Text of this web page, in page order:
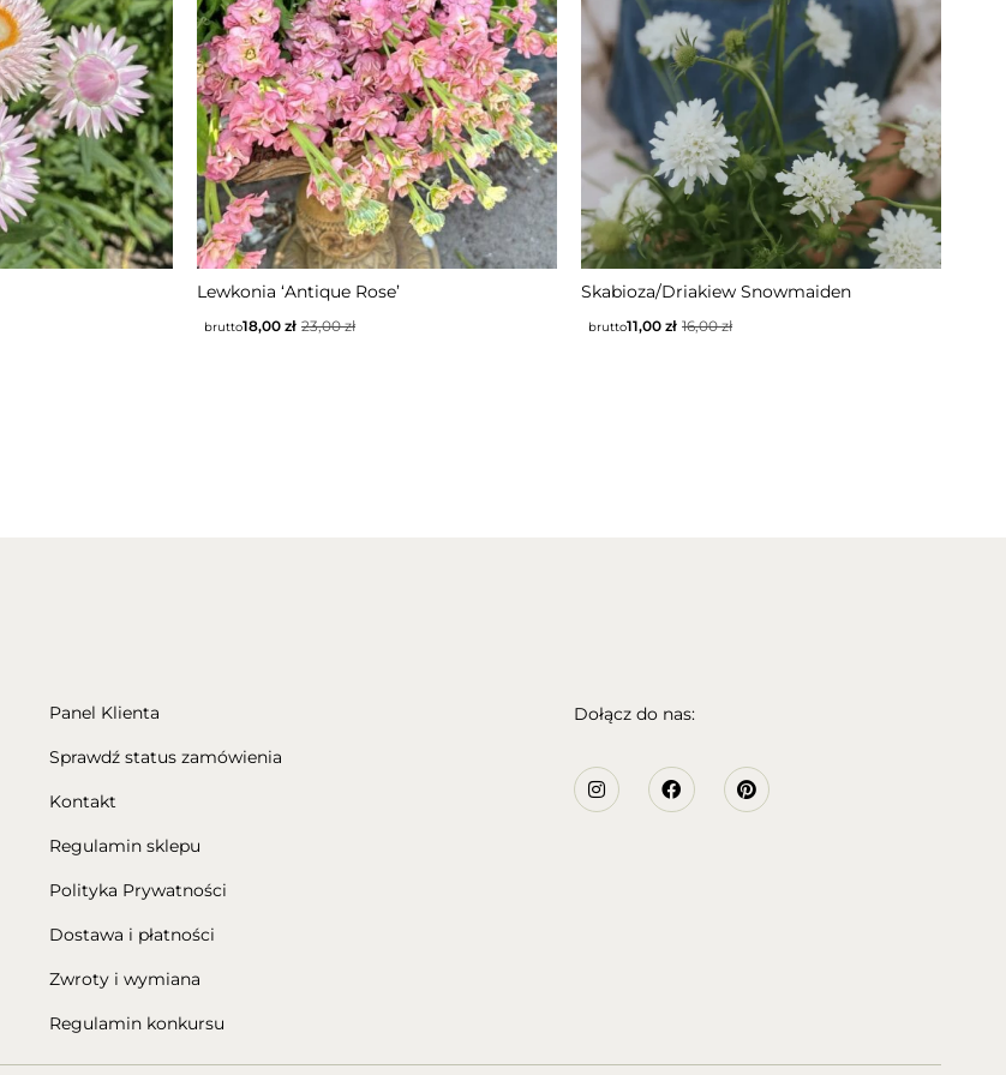
Lewkonia ‘Antique Rose’
23,00zł
18,00 zł
brutto
Skabioza/Driakiew Snowmaiden
16,00zł
11,00 zł
brutto
Panel Klienta
Sprawdź status zamówienia
Kontakt
Regulamin sklepu
Polityka Prywatności
Dostawa i płatności
Zwroty i wymiana
Regulamin konkursu
Dołącz do nas: